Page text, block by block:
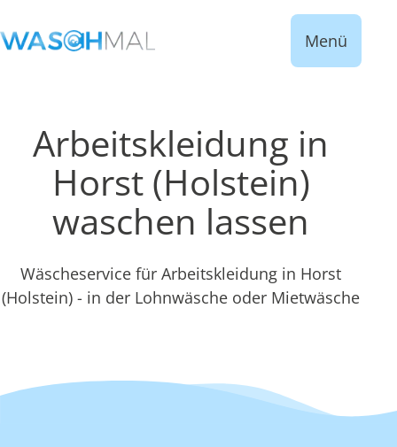
Menü
Arbeitskleidung in
Horst (Holstein)
waschen lassen
Wäscheservice für Arbeitskleidung in Horst
(Holstein) - in der Lohnwäsche oder Mietwäsche